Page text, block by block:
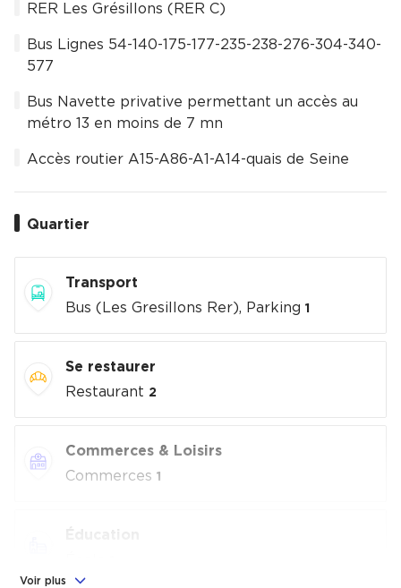
RER Les Grésillons (RER C)
Bus Lignes 54-140-175-177-235-238-276-304-340-
577
Bus Navette privative permettant un accès au
métro 13 en moins de 7 mn
Accès routier A15-A86-A1-A14-quais de Seine
Quartier
Transport
Bus (Les Gresillons Rer), Parking 1
Se restaurer
Restaurant 2
Commerces & Loisirs
Commerces 1
Voir plus